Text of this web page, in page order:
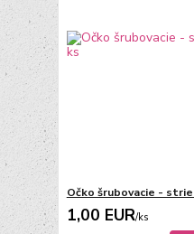
Očko šrubovacie -
1,00 EUR/ks